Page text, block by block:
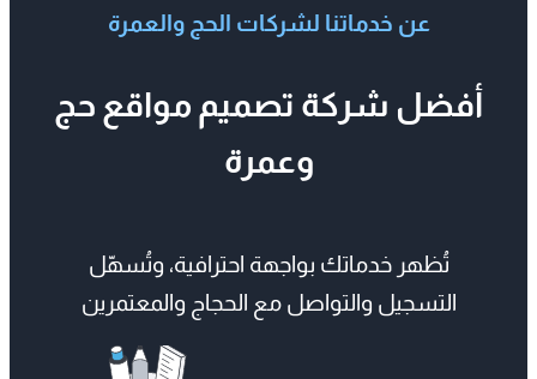
أفضل شركة تصميم مواقع حج
تُظهر خدماتك بواجهة احترافية، وتُسهّل